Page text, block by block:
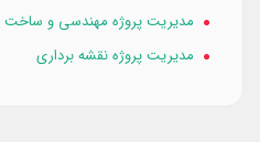
مدیریت پروژه مهندسی و ساخت
مدیریت پروژه نقشه برداری